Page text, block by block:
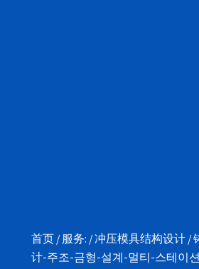
首页 /服务: /冲压模具结构设计 /
计-주조-금형-설계-멀티-스테이션